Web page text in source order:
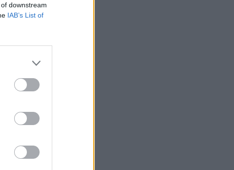
downstream
IAB’s List of